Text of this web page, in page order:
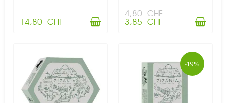
14,80 CHF
4,80 CHF
3,85 CHF
-19%